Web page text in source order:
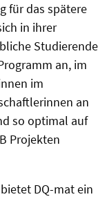
für das spätere
in ihrer
Studierende
an, im
im
an
so optimal auf
Projekten
DQ-mat ein